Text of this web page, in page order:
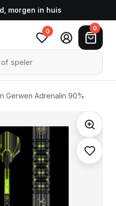
morgen in huis
speler
0 0
Gerwen Adrenalin 90%